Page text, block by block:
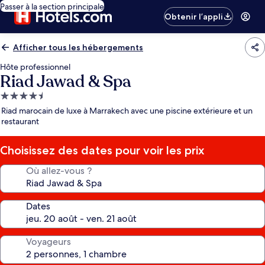
Passer à la section principale
Obtenir l’appli
Afficher tous les hébergements
Hôte professionnel
Riad Jawad & Spa
Hébergement
4.5 étoiles
Riad marocain de luxe à Marrakech avec une piscine extérieure et un
restaurant
Choisissez des dates pour voir les prix
Où allez-vous ?
Dates
Voyageurs